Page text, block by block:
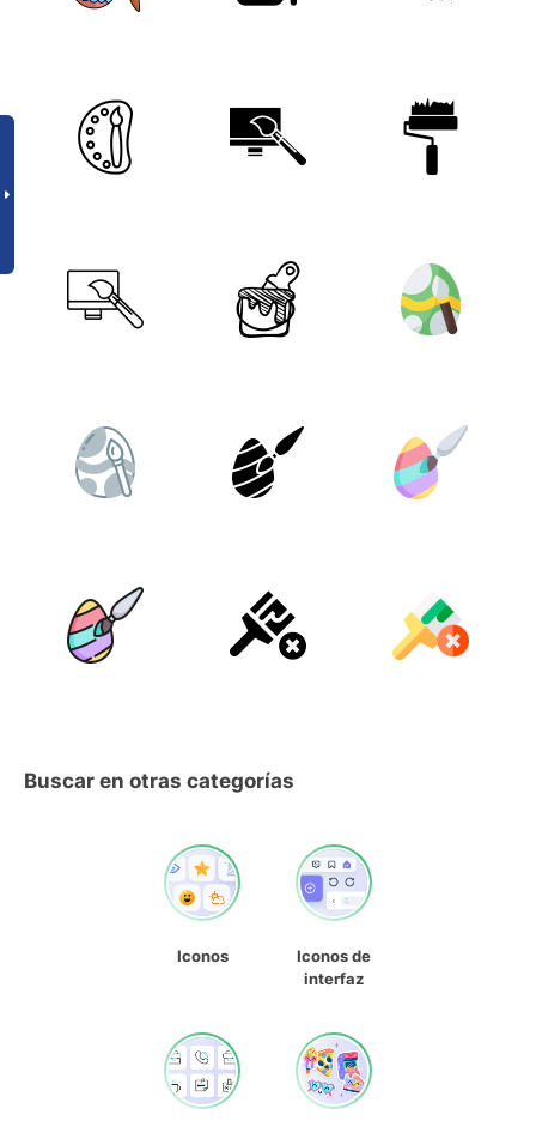
Buscar en otras categorías
Iconos
Iconos de
interfaz